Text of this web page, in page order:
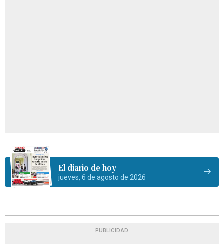
El diario de hoy
jueves, 6 de agosto de 2026
PUBLICIDAD